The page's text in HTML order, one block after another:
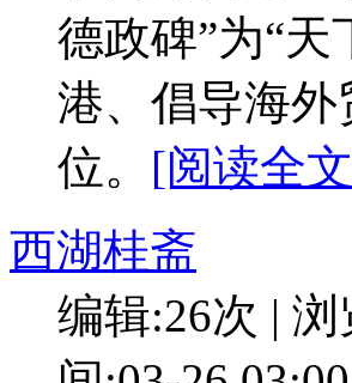
德政碑”为“
港、倡导海
位。 [阅读全
西湖桂斋
编辑:26次 | 浏